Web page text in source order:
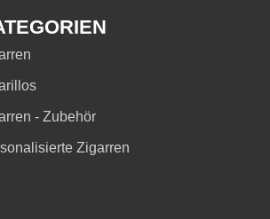
- Zubehör
Zigarren